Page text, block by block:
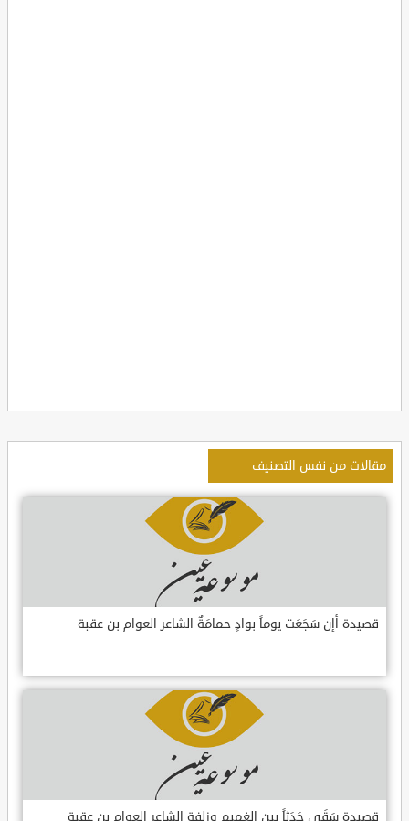
مقالات من نفس التصنيف
قصيدة أإن سَجَعَت يوماً بوادٍ حمامَةٌ الشاعر العوام بن عقبة
قصيدة سَقَى جَدَثاً بين الغميم وزلفةٍ الشاعر العوام بن عقبة